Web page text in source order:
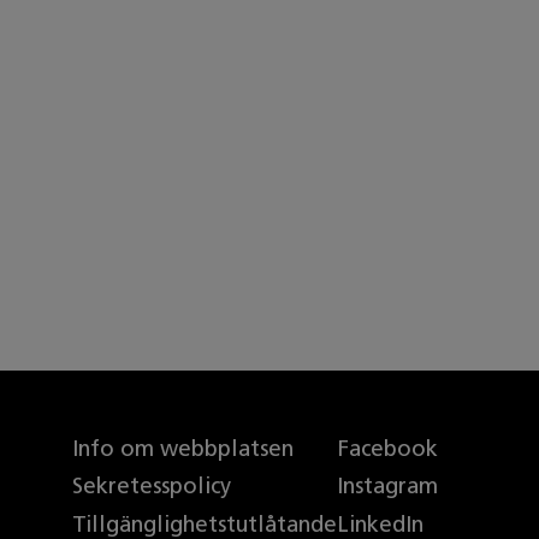
Info om webbplatsen
Sekretesspolicy
Tillgänglighetstutlåtande
Facebook
Instagram
LinkedIn